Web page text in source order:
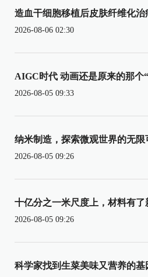
造血干细胞移植后皮肤纤维化治
2026-08-06 02:30
AIGC时代 动画还是原来的那个
2026-08-05 09:33
纳米制造，探索微观世界的无限
2026-08-05 09:26
十亿分之一米尺度上，材料有了
2026-08-05 09:26
科学家找到生菜美味又营养的基